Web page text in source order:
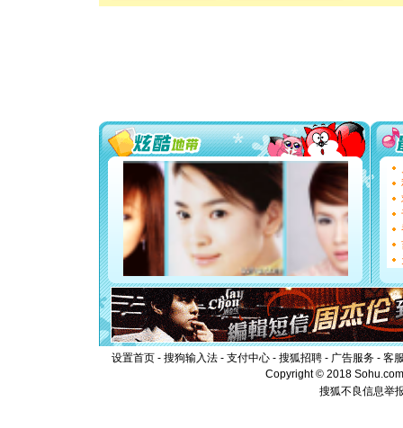
卖了。水
你太多，
要平安
[圣诞节]
能正大
都要快乐
[圣诞节]
如意,快
[元旦]
断电。
你是我
[元旦]如
起；二是
离。水晶
[元旦]当
泣，这痛
卖了。水
[春节]风
颜！冬去
设置首页 - 搜狗输入法 - 支付中心 - 搜狐招聘 - 广告服务 - 客
Copyright © 2018
搜狐不良信息举